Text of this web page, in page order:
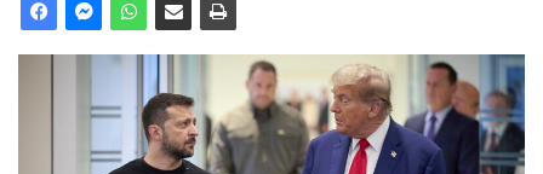
n
e
m